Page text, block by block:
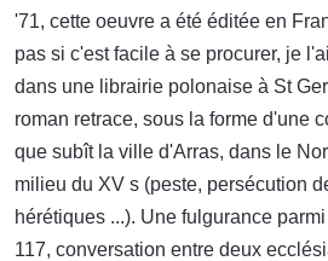
'71, cette oeuvre a été éditée en
pas si c'est facile à se procurer, je
dans une librairie polonaise à St
roman retrace, sous la forme d'une
que subît la ville d'Arras, dans le
milieu du XV s (peste, persécution
hérétiques ...). Une fulgurance
117, conversation entre deux